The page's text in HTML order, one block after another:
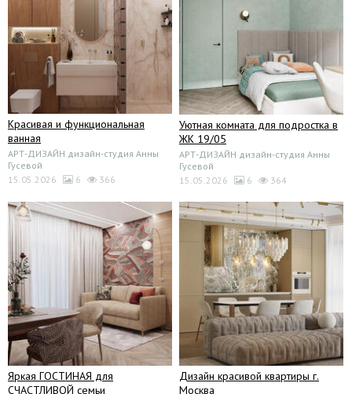
Красивая и функциональная
ванная
АРТ-ДИЗАЙН дизайн-студия Анны
Гусевой
15.05.2026
6 366
Уютная комната для подростка в
ЖК 19/05
АРТ-ДИЗАЙН дизайн-студия Анны
Гусевой
15.05.2026
6 364
Яркая ГОСТИНАЯ для
СЧАСТЛИВОЙ семьи
Дизайн красивой квартиры г.
Москва